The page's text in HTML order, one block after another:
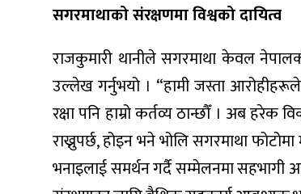
सगरमाथाको संरक्षणमा विश्वको दायित्व
राजकुमारी थानीले सगरमाथा केवल
उल्लेख गर्नुभयो । “हामी जस्ता
रक्षा पनि हाम्रो कर्तव्य ठान्छौँ । अब हरेक
राख्नुपर्छ, होइन भने भोलि सगरमाथा
भनाइलाई समर्थन गर्दै सम्मेलनमा सहभागी